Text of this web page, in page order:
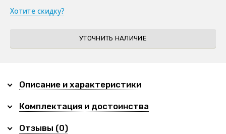
Хотите скидку?
УТОЧНИТЬ НАЛИЧИЕ
Описание и характеристики
Комплектация и достоинства
Отзывы (0)